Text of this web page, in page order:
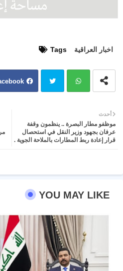
Tags اخبار العراقية
ter atsa
أحدث
موظفو مطار البصرة .. ينظمون وقفة
عرفان بجهود وزير النقل في استحصال
قرار إعادة ربط المطارات بالملاحة الجوية .
YOU MAY LIKE